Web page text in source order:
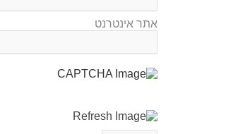
אתר אינטרנט